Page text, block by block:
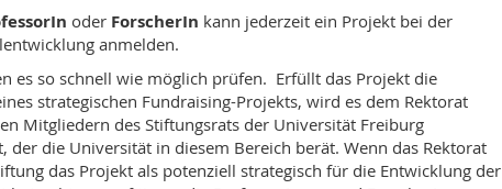
oder ForscherIn kann jederzeit ein Projekt bei der
anmelden.
es so schnell wie möglich prüfen. Erfüllt das Projekt die
strategischen Fundraising-Projekts, wird es dem Rektorat
Mitgliedern des Stiftungsrats der Universität Freiburg
der die Universität in diesem Bereich berät. Wenn das Rektorat
das Projekt als potenziell strategisch für die Entwicklung der